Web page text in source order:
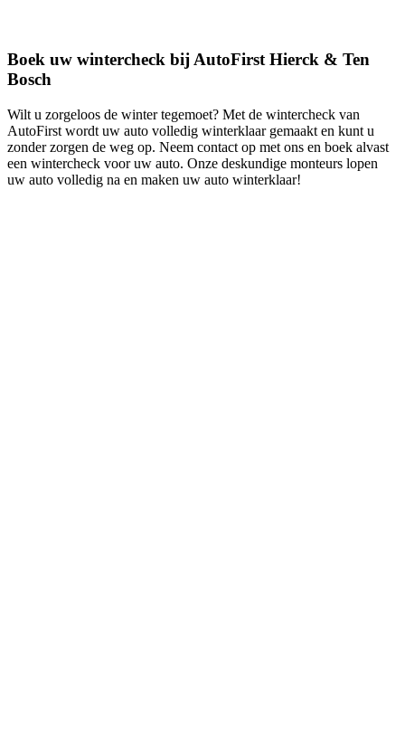
Boek uw wintercheck bij AutoFirst Hierck & Ten
Bosch
Wilt u zorgeloos de winter tegemoet? Met de wintercheck van
AutoFirst wordt uw auto volledig winterklaar gemaakt en kunt u
zonder zorgen de weg op. Neem contact op met ons en boek alvast
een wintercheck voor uw auto. Onze deskundige monteurs lopen
uw auto volledig na en maken uw auto winterklaar!